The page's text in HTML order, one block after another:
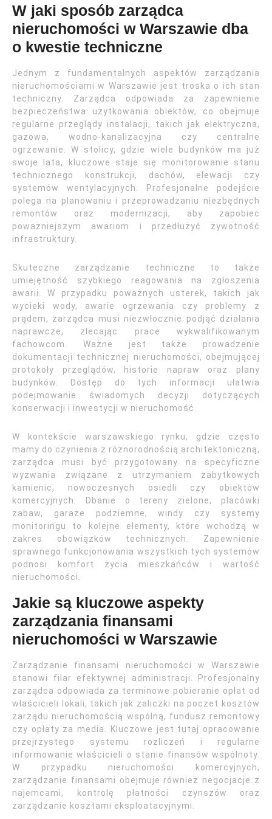
W jaki sposób zarządca
nieruchomości w Warszawie dba
o kwestie techniczne
Jednym z fundamentalnych aspektów zarządzania
nieruchomościami w Warszawie jest troska o ich stan
techniczny. Zarządca odpowiada za zapewnienie
bezpieczeństwa użytkowania obiektów, co obejmuje
regularne przeglądy instalacji, takich jak elektryczna,
gazowa, wodno-kanalizacyjna czy centralne
ogrzewanie. W stolicy, gdzie wiele budynków ma już
swoje lata, kluczowe staje się monitorowanie stanu
technicznego konstrukcji, dachów, elewacji czy
systemów wentylacyjnych. Profesjonalne podejście
polega na planowaniu i przeprowadzaniu niezbędnych
remontów oraz modernizacji, aby zapobiec
poważniejszym awariom i przedłużyć żywotność
infrastruktury.
Skuteczne zarządzanie techniczne to także
umiejętność szybkiego reagowania na zgłoszenia
awarii. W przypadku poważnych usterek, takich jak
wycieki wody, awarie ogrzewania czy problemy z
prądem, zarządca musi niezwłocznie podjąć działania
naprawcze, zlecając prace wykwalifikowanym
fachowcom. Ważne jest także prowadzenie
dokumentacji technicznej nieruchomości, obejmującej
protokoły przeglądów, historie napraw oraz plany
budynków. Dostęp do tych informacji ułatwia
podejmowanie świadomych decyzji dotyczących
konserwacji i inwestycji w nieruchomość.
W kontekście warszawskiego rynku, gdzie często
mamy do czynienia z różnorodnością architektoniczną,
zarządca musi być przygotowany na specyficzne
wyzwania związane z utrzymaniem zabytkowych
kamienic, nowoczesnych osiedli czy obiektów
komercyjnych. Dbanie o tereny zielone, placówki
zabaw, garaże podziemne, windy czy systemy
monitoringu to kolejne elementy, które wchodzą w
zakres obowiązków technicznych. Zapewnienie
sprawnego funkcjonowania wszystkich tych systemów
podnosi komfort życia mieszkańców i wartość
nieruchomości.
Jakie są kluczowe aspekty
zarządzania finansami
nieruchomości w Warszawie
Zarządzanie finansami nieruchomości w Warszawie
stanowi filar efektywnej administracji. Profesjonalny
zarządca odpowiada za terminowe pobieranie opłat od
właścicieli lokali, takich jak zaliczki na poczet kosztów
zarządu nieruchomością wspólną, fundusz remontowy
czy opłaty za media. Kluczowe jest tutaj opracowanie
przejrzystego systemu rozliczeń i regularne
informowanie właścicieli o stanie finansów wspólnoty.
W przypadku nieruchomości komercyjnych,
zarządzanie finansami obejmuje również negocjacje z
najemcami, kontrolę płatności czynszów oraz
zarządzanie kosztami eksploatacyjnymi.